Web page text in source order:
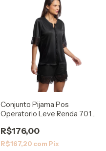
Conjunto Pijama Pos
Operatorio Leve Renda 701
R$176,00
R$167,20 com Pix